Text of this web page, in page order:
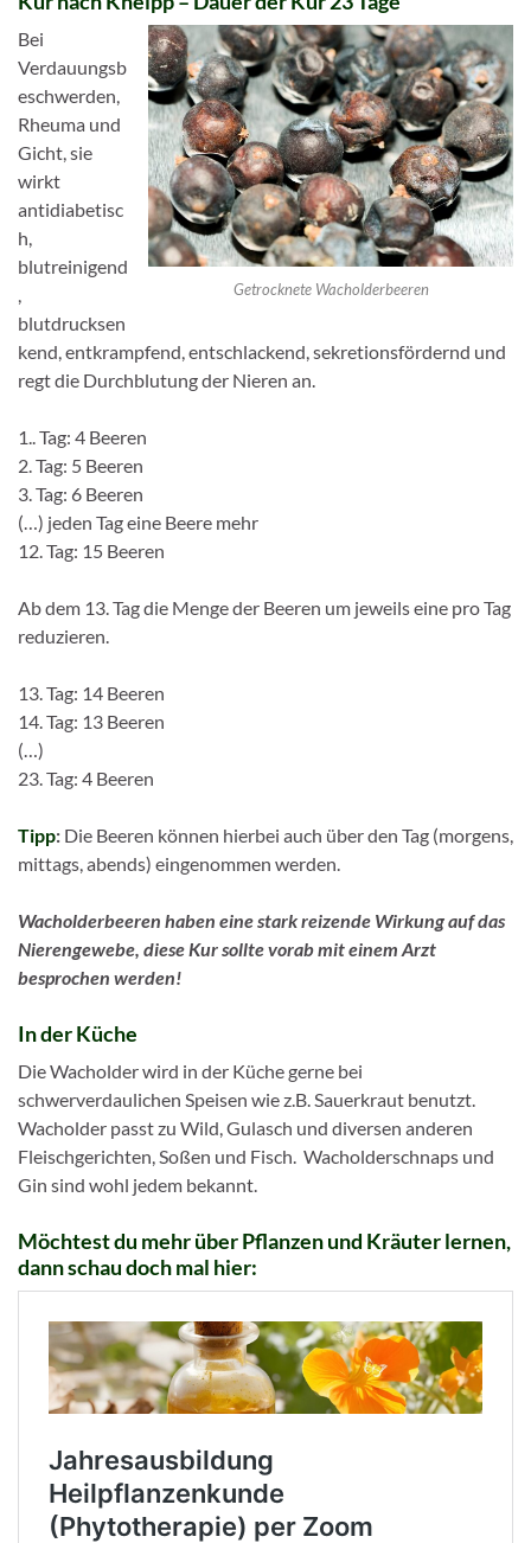
Getrocknete Wacholderbeeren
Bei
Verdauungsb
eschwerden,
Rheuma und
Gicht, sie
wirkt
antidiabetisc
h,
blutreinigend
blutdrucksen
kend, entkrampfend, entschlackend, sekretionsfördernd und
regt die Durchblutung der Nieren an.
1.. Tag: 4 Beeren
2. Tag: 5 Beeren
3. Tag: 6 Beeren
(…) jeden Tag eine Beere mehr
12. Tag: 15 Beeren
Ab dem 13. Tag die Menge der Beeren um jeweils eine pro Tag
reduzieren.
13. Tag: 14 Beeren
14. Tag: 13 Beeren
(…)
23. Tag: 4 Beeren
Tipp: Die Beeren können hierbei auch über den Tag (morgens,
mittags, abends) eingenommen werden.
Wacholderbeeren haben eine stark reizende Wirkung auf das
Nierengewebe, diese Kur sollte vorab mit einem Arzt
besprochen werden!
In der Küche
Die Wacholder wird in der Küche gerne bei
schwerverdaulichen Speisen wie z.B. Sauerkraut benutzt.
Wacholder passt zu Wild, Gulasch und diversen anderen
Fleischgerichten, Soßen und Fisch. Wacholderschnaps und
Gin sind wohl jedem bekannt.
Möchtest du mehr über Pflanzen und Kräuter lernen,
dann schau doch mal hier: